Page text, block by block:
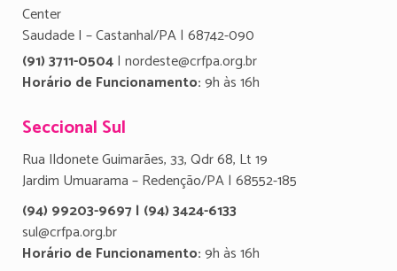
Center
Saudade I – Castanhal/PA | 68742-090
(91) 3711-0504| nordeste@crfpa.org.br
Horário de Funcionamento:9h às 16h
Seccional Sul
Rua Ildonete Guimarães, 33, Qdr 68, Lt 19
Jardim Umuarama – Redenção/PA | 68552-185
(94) 99203-9697 | (94) 3424-6133
sul@crfpa.org.br
Horário de Funcionamento:9h às 16h